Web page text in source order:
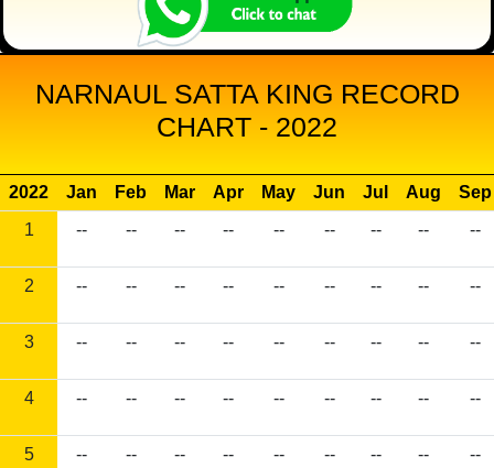
NARNAUL SATTA KING RECORD
CHART - 2022
2022 Jan Feb Mar Apr May Jun Jul Aug
Sep
1
-- -- -- -- -- -- -- -- --
2 -- -- -- -- -- -- -- -- --
3 -- -- -- -- -- -- -- -- --
4 -- -- -- -- -- -- -- -- --
5 -- -- -- -- -- -- -- -- --